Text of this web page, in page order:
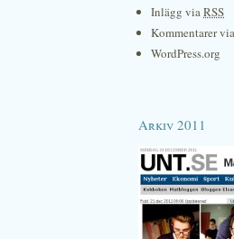
Inlägg viaRSS
Kommentarer via
WordPress.org
Arkiv 2011